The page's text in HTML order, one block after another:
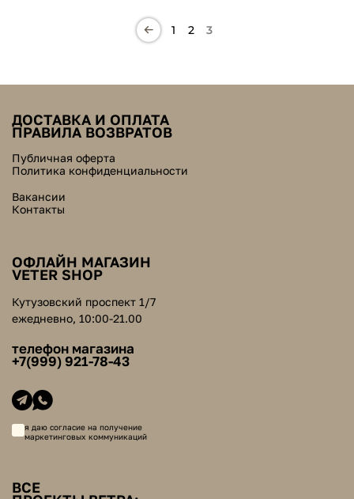
1 2 3
ДОСТАВКА И ОПЛАТА
ПРАВИЛА ВОЗВРАТОВ
Публичная оферта
Политика конфиденциальности
Вакансии
Контакты
ОФЛАЙН МАГАЗИН
VETER SHOP
Кутузовский проспект 1/7
ежедневно, 10:00-21.00
телефон магазина
+7(999) 921-78-43
я даю согласие на получение
маркетинговых коммуникаций
ВСЕ